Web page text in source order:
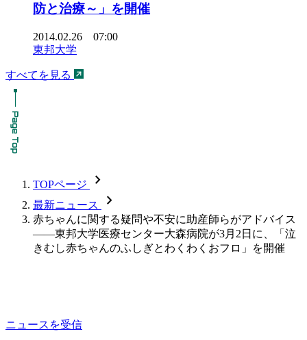
防と治療～」を開催
2014.02.26 07:00
東邦大学
すべてを見る
TOPページ chevron_forward
最新ニュース chevron_forward
赤ちゃんに関する疑問や不安に助産師らがアドバイス
――東邦大学医療センター大森病院が3月2日に、「泣
きむし赤ちゃんのふしぎとわくわくおフロ」を開催
ニュースを受信